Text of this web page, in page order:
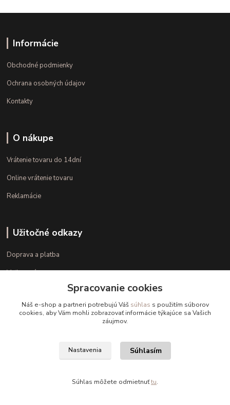
Informácie
Obchodné podmienky
Ochrana osobných údajov
Kontakty
O nákupe
Vrátenie tovaru do 14dní
Online vrátenie tovaru
Reklamácie
Užitočné odkazy
Doprava a platba
Veľkostné parametre
+421 948 126 423
(Po.-Pi. 10.00 - 15.00)
info@kvalitnaBielizen.sk
Spracovanie cookies
Náš e-shop a partneri potrebujú Váš súhlas s použitím súborov
cookies, aby Vám mohli zobrazovať informácie týkajúce sa Vašich
záujmov.
Nastavenia Súhlasím
Súhlas môžete odmietnuťtu.